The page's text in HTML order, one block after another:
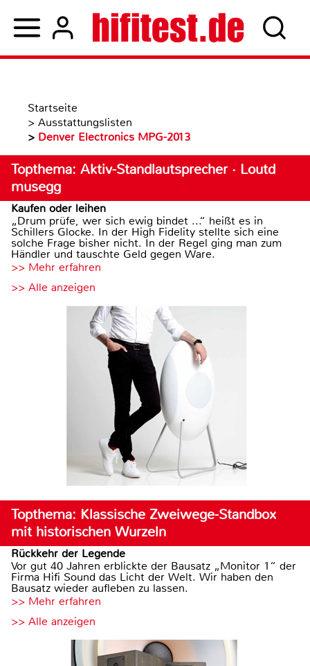
Startseite
> Ausstattungslisten
> Denver Electronics MPG-2013
Topthema: Aktiv-Standlautsprecher · Loutd
musegg
Kaufen oder leihen
„Drum prüfe, wer sich ewig bindet ...“ heißt es in
Schillers Glocke. In der High Fidelity stellte sich eine
solche Frage bisher nicht. In der Regel ging man zum
Händler und tauschte Geld gegen Ware.
>> Mehr erfahren
>> Alle anzeigen
Topthema: Klassische Zweiwege-Standbox
mit historischen Wurzeln
Rückkehr der Legende
Vor gut 40 Jahren erblickte der Bausatz „Monitor 1“ der
Firma Hifi Sound das Licht der Welt. Wir haben den
Bausatz wieder aufleben zu lassen.
>> Mehr erfahren
>> Alle anzeigen